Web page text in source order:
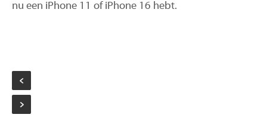
nu een iPhone 11 of iPhone 16 hebt.
Bericht
navigatie